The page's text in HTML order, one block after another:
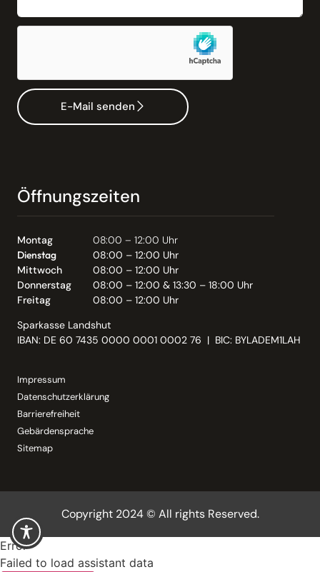
E-Mail senden
Öffnungszeiten
Montag
08:00 – 12:00 Uhr
Dienstag
08:00 – 12:00 Uhr
Mittwoch
08:00 – 12:00 Uhr
Donnerstag
08:00 – 12:00 & 13:30 – 18:00 Uhr
Freitag
08:00 – 12:00 Uhr
Sparkasse Landshut
IBAN: DE 60 7435 0000 0001 0002 76 | BIC: BYLADEM1LAH
Impressum
Datenschutzerklärung
Barrierefreiheit
Gebärdensprache
Sitemap
Copyright 2024 © All rights Reserved.
Error
Failed to load assistant data